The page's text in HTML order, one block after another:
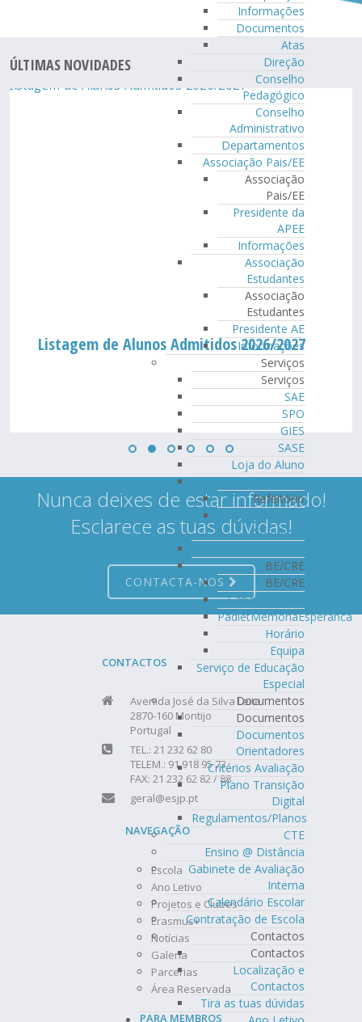
Informações
Documentos
Atas
Direção
Conselho
Pedagógico
Conselho
Administrativo
Departamentos
Associação Pais/EE
Associação
Pais/EE
Presidente da
APEE
Informações
Associação
Estudantes
Associação
Estudantes
Presidente AE
Informações
Serviços
Serviços
SAE
SPO
GIES
SASE
Loja do Aluno
Refeitório
Refeitório
Ementas
Semanais
BE/CRE
BE/CRE
Canais Digitais
PadletMemoriaEsperanca
Horário
Equipa
Serviço de Educação
Especial
Documentos
Documentos
Documentos
Orientadores
Critérios Avaliação
Plano Transição
Digital
Regulamentos/Planos
CTE
Ensino @ Distância
Gabinete de Avaliação
Interna
Calendário Escolar
Contratação de Escola
Contactos
Contactos
Localização e
Contactos
Tira as tuas dúvidas
ÚLTIMAS NOVIDADES
Listagem de Alunos Admitidos 2026/2027
Nunca deixes de estar informado!
Esclarece as tuas dúvidas!
CONTACTA-NOS
CONTACTOS
Avenida José da Silva Leite
2870-160 Montijo
Portugal
TEL.: 21 232 62 80
TELEM.: 91 918 95 73
FAX: 21 232 62 82 / 88
geral@esjp.pt
NAVEGAÇÃO
Escola
Ano Letivo
Projetos e Clubes
Erasmus+
Notícias
Galeria
Parcerias
Área Reservada
PARA MEMBROS